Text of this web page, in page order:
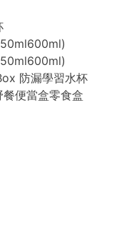
防漏學習水杯
便當盒零食盒